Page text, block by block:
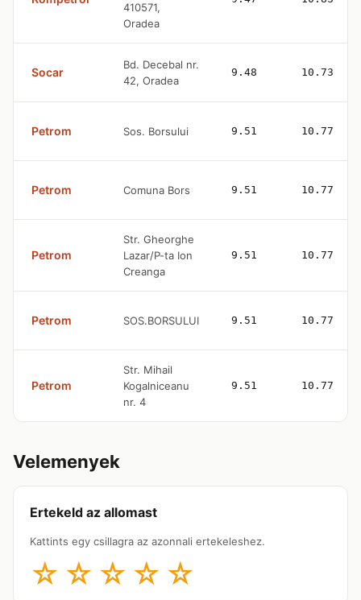
410571,
Oradea
Socar
Bd. Decebal nr.
42, Oradea
9.48 10.73
Petrom Sos. Borsului 9.51 10.77
Petrom Comuna Bors 9.51 10.77
Petrom
Str. Gheorghe
Lazar/P-ta Ion
Creanga
9.51 10.77
Petrom SOS.BORSULUI 9.51 10.77
Petrom
Str. Mihail
Kogalniceanu
nr. 4
9.51 10.77
Velemenyek
Ertekeld az allomast
Kattints egy csillagra az azonnali ertekeleshez.
☆ ☆ ☆ ☆ ☆